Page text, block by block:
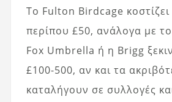
Το Fulton Birdcage
περίπου £50, ανάλογα με
Fox Umbrella ή η Brigg
£100-500, αν και τα
καταλήγουν σε συλλογές